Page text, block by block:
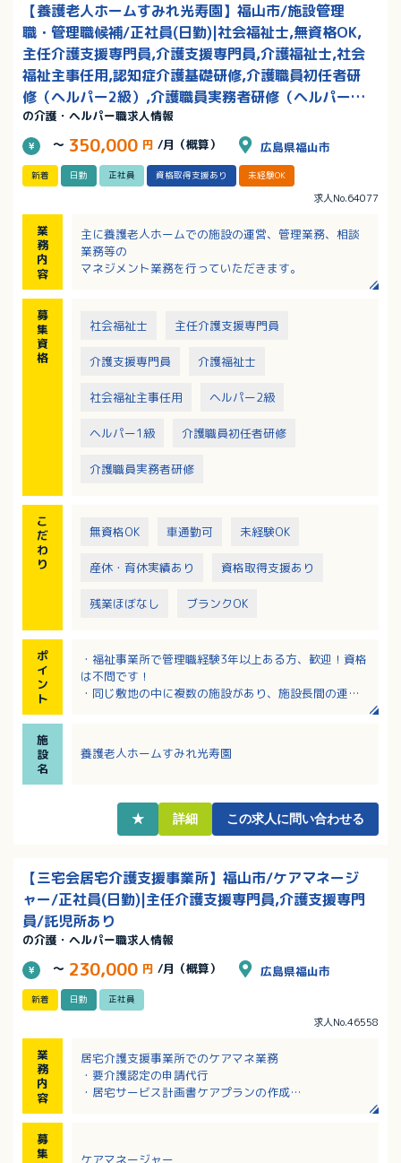
【養護老人ホームすみれ光寿園】福山市/施設管理
職・管理職候補/正社員(日勤)|社会福祉士,無資格OK,
主任介護支援専門員,介護支援専門員,介護福祉士,社会
福祉主事任用,認知症介護基礎研修,介護職員初任者研
修（ヘルパー2級）,介護職員実務者研修（ヘルパー1
級）/賞与あり
の介護・ヘルパー職求人情報
～ 350,000 円 /月（概算） 広島県福山市
新着 日勤 正社員 資格取得支援あり 未経験OK
求人No.64077
業
務
内
容
主に養護老人ホームでの施設の運営、管理業務、相談
業務等の
マネジメント業務を行っていただきます。
募
集
資
格
社会福祉士 主任介護支援専門員
介護支援専門員 介護福祉士
社会福祉主事任用 ヘルパー2級
ヘルパー1級 介護職員初任者研修
介護職員実務者研修
こ
だ
わ
り
無資格OK 車通勤可 未経験OK
産休・育休実績あり 資格取得支援あり
残業ほぼなし ブランクOK
ポ
イ
ン
ト
・福祉事業所で管理職経験3年以上ある方、歓迎！資格
は不問です！
・同じ敷地の中に複数の施設があり、施設長間の連携
施
設
名
養護老人ホームすみれ光寿園
★ 詳細 この求人に問い合わせる
【三宅会居宅介護支援事業所】福山市/ケアマネージ
ャー/正社員(日勤)|主任介護支援専門員,介護支援専門
員/託児所あり
の介護・ヘルパー職求人情報
～ 230,000 円 /月（概算） 広島県福山市
新着 日勤 正社員
求人No.46558
業
務
内
容
居宅介護支援事業所でのケアマネ業務
・要介護認定の申請代行
・居宅サービス計画書ケアプランの作成
募
集
ケアマネージャー